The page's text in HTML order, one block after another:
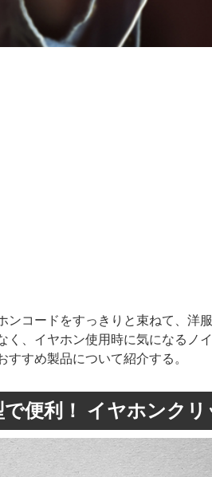
ンコードをすっきりと束ねて、洋
く、イヤホン使用時に気になるノ
すすめ製品について紹介する。
便利！ イヤホンク